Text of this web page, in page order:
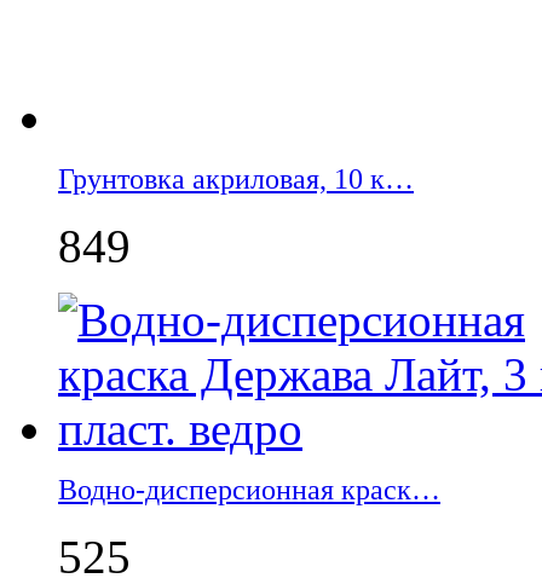
Грунтовка акриловая, 10 к…
849
Водно-дисперсионная краск…
525